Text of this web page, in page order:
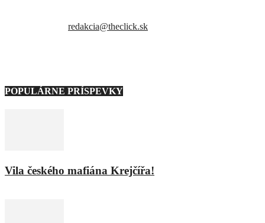
redakcia@theclick.sk
POPULÁRNE PRÍSPEVKY
Vila českého mafiána Krejčířa!